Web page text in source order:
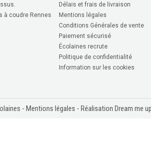
à coudre Rennes
Délais et frais de livraison
Mentions légales
Conditions Générales de vente
Paiement sécurisé
Écolaines recrute
Politique de confidentialité
Information sur les cookies
- Mentions légales - Réalisation Dream me up